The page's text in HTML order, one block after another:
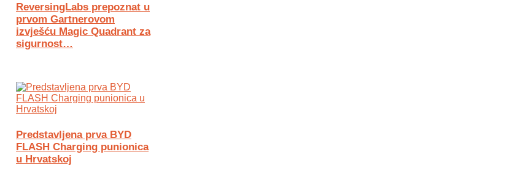
ReversingLabs prepoznat u
prvom Gartnerovom
izvješću Magic Quadrant za
sigurnost…
Predstavljena prva BYD
FLASH Charging punionica
u Hrvatskoj